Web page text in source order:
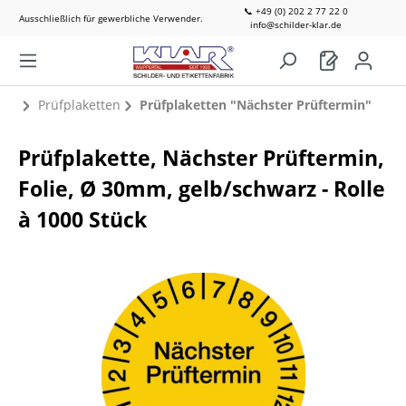
Ausschließlich für gewerbliche Verwender.
📞 +49 (0) 202 2 77 22 0
info@schilder-klar.de
Prüfplaketten Prüfplaketten "Nächster Prüftermin"
Prüfplakette, Nächster Prüftermin,
Folie, Ø 30mm, gelb/schwarz - Rolle
à 1000 Stück